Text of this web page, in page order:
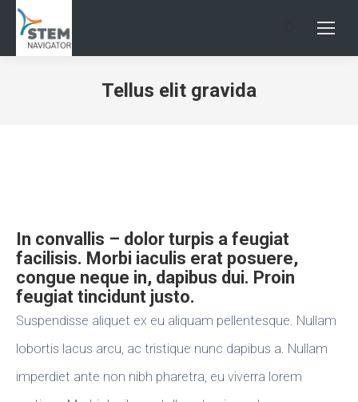
Search:
Tellus elit gravida
In convallis – dolor turpis a feugiat
facilisis. Morbi iaculis erat posuere,
congue neque in, dapibus dui. Proin
feugiat tincidunt justo.
Suspendisse aliquet ex eu aliquam pellentesque. Nullam
lobortis lacus arcu, ac tristique nunc dapibus a. Nullam
imperdiet ante non nibh pharetra, eu viverra lorem